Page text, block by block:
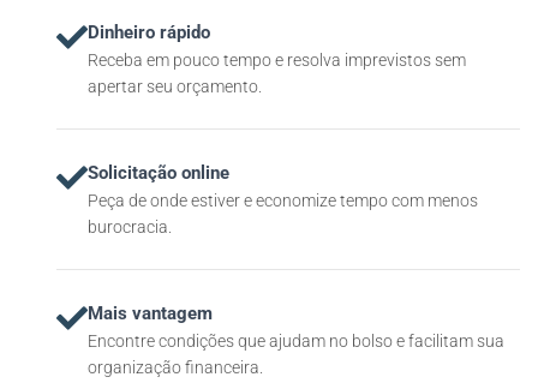
Dinheiro rápido
Receba em pouco tempo e resolva imprevistos sem
apertar seu orçamento.
Solicitação online
Peça de onde estiver e economize tempo com menos
burocracia.
Mais vantagem
Encontre condições que ajudam no bolso e facilitam sua
organização financeira.